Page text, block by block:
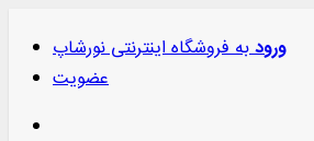
ورودبهفروشگاه اینترنتی نورشاپ
عضویت